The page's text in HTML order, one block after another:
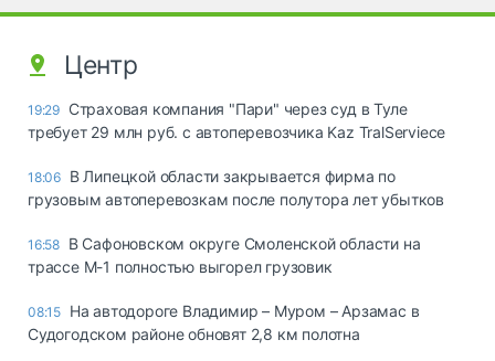
Центр
19:29 Страховая компания "Пари" через суд в Туле
требует 29 млн руб. с автоперевозчика Kaz TralServiece
18:06 В Липецкой области закрывается фирма по
грузовым автоперевозкам после полутора лет убытков
16:58 В Сафоновском округе Смоленской области на
трассе М-1 полностью выгорел грузовик
08:15 На автодороге Владимир – Муром – Арзамас в
Судогодском районе обновят 2,8 км полотна